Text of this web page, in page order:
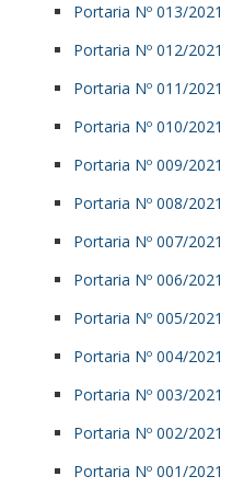
Portaria Nº 013/2021
Portaria Nº 012/2021
Portaria Nº 011/2021
Portaria Nº 010/2021
Portaria Nº 009/2021
Portaria Nº 008/2021
Portaria Nº 007/2021
Portaria Nº 006/2021
Portaria Nº 005/2021
Portaria Nº 004/2021
Portaria Nº 003/2021
Portaria Nº 002/2021
Portaria Nº 001/2021